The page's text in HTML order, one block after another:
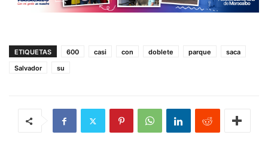
ETIQUETAS 600 casi con doblete parque
saca
Salvador
su